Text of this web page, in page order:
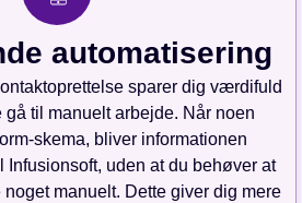
automatisering
sparer dig værdifuld
til manuelt arbejde. Når noen
skema, bliver informationen
Infusionsoft, uden at du behøver at
manuelt. Dette giver dig mere